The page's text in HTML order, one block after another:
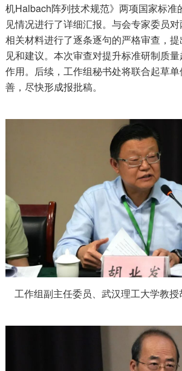
机Halbach阵列技术规范》两项国家标准
见情况进行了详细汇报。与会专家委员
相关材料进行了逐条逐句的严格审查，
见和建议。本次审查对提升标准研制质
作用。后续，工作组秘书处将联合起草
善，尽快形成报批稿。
工作组副主任委员、武汉理工大学教